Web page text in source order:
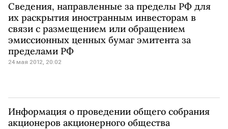
Сведения, направленные за пределы РФ для
их раскрытия иностранным инвесторам в
связи с размещением или обращением
эмиссионных ценных бумаг эмитента за
пределами РФ
24 мая 2012, 20:02
Информация о проведении общего собрания
акционеров акционерного общества